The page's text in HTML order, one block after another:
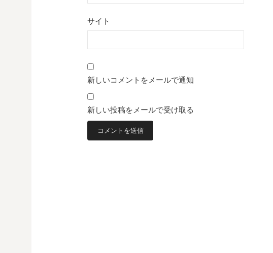
サイト
新しいコメントをメールで通知
新しい投稿をメールで受け取る